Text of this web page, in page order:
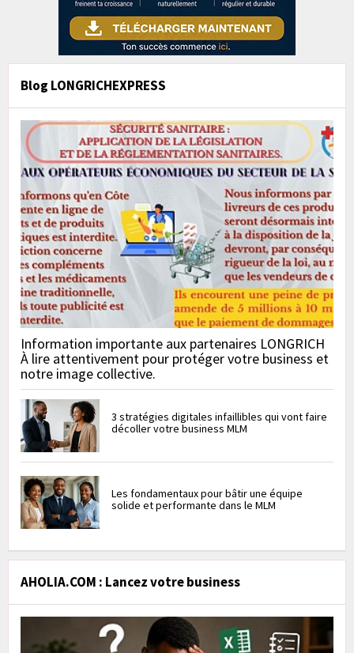
Blog LONGRICHEXPRESS
Information importante aux partenaires LONGRICH
À lire attentivement pour protéger votre business et
notre image collective.
3 stratégies digitales infaillibles qui vont faire
décoller votre business MLM
Les fondamentaux pour bâtir une équipe
solide et performante dans le MLM
AHOLIA.COM : Lancez votre business